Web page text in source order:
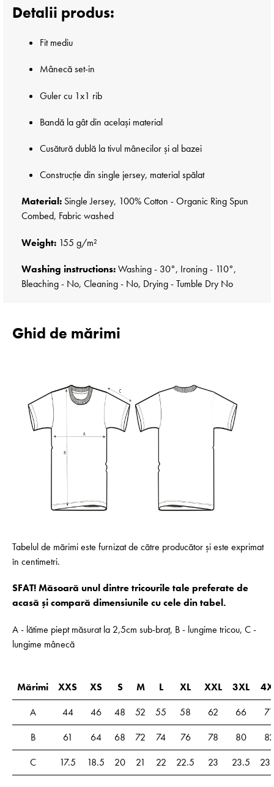
Detalii produs:
Fit mediu
Mânecă set-in
Guler cu 1x1 rib
Bandă la gât din același material
Cusătură dublă la tivul mânecilor și al bazei
Construcție din single jersey, material spălat
Material: Single Jersey, 100% Cotton - Organic Ring Spun
Combed, Fabric washed
Weight: 155 g/m²
Washing instructions:Washing - 30°, Ironing - 110°,
Bleaching - No, Cleaning - No, Drying - Tumble Dry No
Ghid de mărimi
Tabelul de mărimi este furnizat de către producător și este exprimat
în centimetri.
SFAT! Măsoară unul dintre tricourile tale preferate de
acasă și compară dimensiunile cu cele din tabel.
A - lătime piept măsurat la 2,5cm sub-braț, B - lungime tricou, C -
lungime mânecă
Mărimi XXS XS S M L XL XXL 3XL
A
44 46 48 52 55 58 62 66
71
B
61 64 68 72 74 76 78 80
82
C
17.5 18.5 20 21 22 22.5 23 23.5